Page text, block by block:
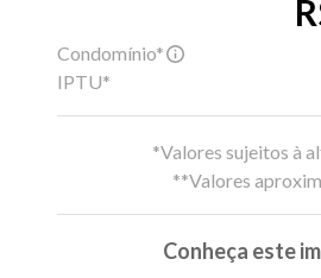
Condomínio*
IPTU*
*Valores sujeitos à
**Valores
Conheça este